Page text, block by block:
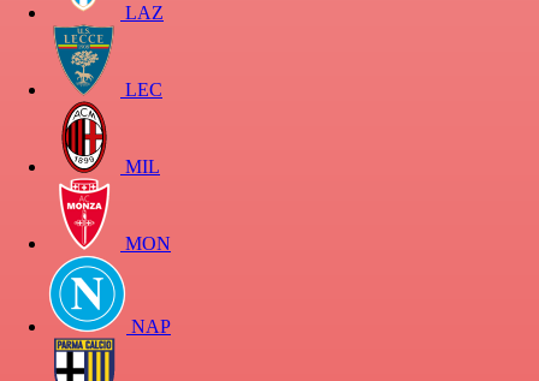
LAZ
LEC
MIL
MON
NAP